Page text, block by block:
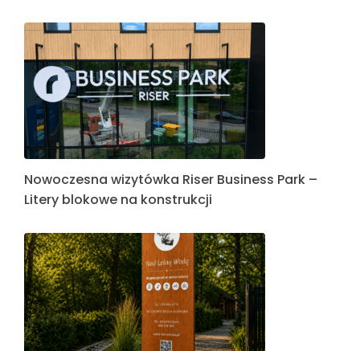
Nowoczesna wizytówka Riser Business Park –
Litery blokowe na konstrukcji